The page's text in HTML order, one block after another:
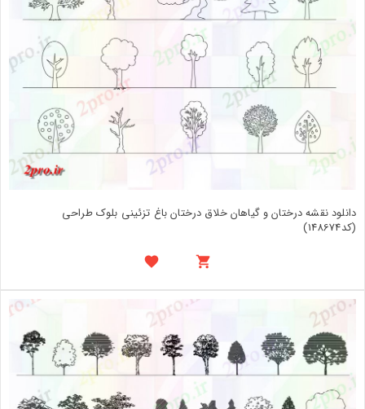
دانلود نقشه درختان و گیاهان خلاق درختان باغ تزئینی بلوک طراحی
(کد148674)